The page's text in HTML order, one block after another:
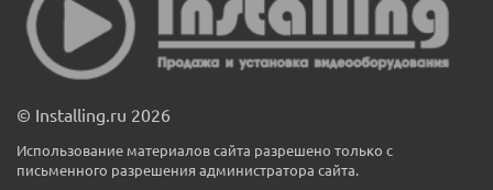
© Installing.ru 2026
Использование материалов сайта разрешено только с
письменного разрешения администратора сайта.